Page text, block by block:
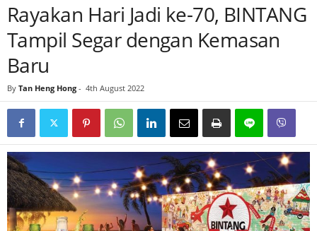
Rayakan Hari Jadi ke-70, BINTANG
Tampil Segar dengan Kemasan
Baru
By Tan Heng Hong - 4th August 2022